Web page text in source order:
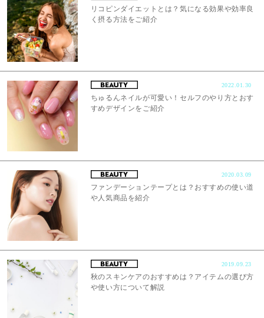
リコピンダイエットとは？気になる効果や効率良
く摂る方法をご紹介
2022.01.30
ちゅるんネイルが可愛い！セルフのやり方とおす
すめデザインをご紹介
2020.03.09
ファンデーションテープとは？おすすめの使い道
や人気商品を紹介
2019.09.23
秋のスキンケアのおすすめは？アイテムの選び方
や使い方について解説